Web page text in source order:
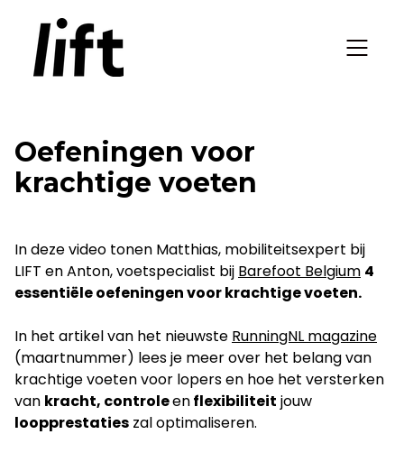
Oefeningen voor
krachtige voeten
In deze video tonen Matthias, mobiliteitsexpert bij
LIFT en Anton, voetspecialist bij Barefoot Belgium 4
essentiële oefeningen voor krachtige voeten.
In het artikel van het nieuwste RunningNL magazine
(maartnummer) lees je meer over het belang van
krachtige voeten voor lopers en hoe het versterken
van kracht, controleenflexibiliteit jouw
loopprestaties zal optimaliseren.